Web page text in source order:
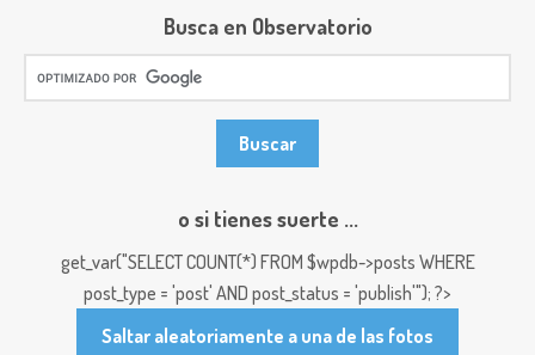
Busca en Observatorio
o si tienes suerte ...
get_var("SELECT COUNT(*) FROM $wpdb->posts WHERE
post_type = 'post' AND post_status = 'publish'"); ?>
Saltar aleatoriamente a una de las fotos